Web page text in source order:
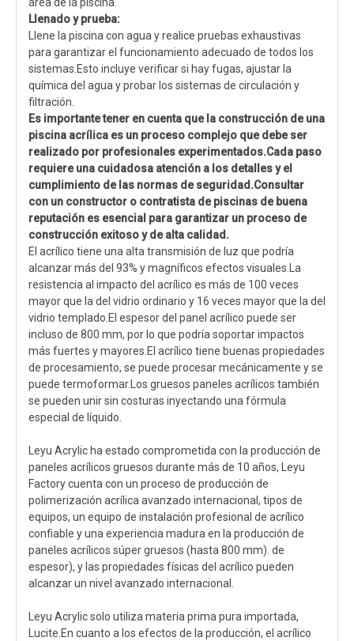
Llenado y prueba:
Llene la piscina con agua y realice pruebas exhaustivas
para garantizar el funcionamiento adecuado de todos los
sistemas.Esto incluye verificar si hay fugas, ajustar la
química del agua y probar los sistemas de circulación y
filtración.
Es importante tener en cuenta que la construcción de una
piscina acrílica es un proceso complejo que debe ser
realizado por profesionales experimentados.Cada paso
requiere una cuidadosa atención a los detalles y el
cumplimiento de las normas de seguridad.Consultar
con un constructor o contratista de piscinas de buena
reputación es esencial para garantizar un proceso de
construcción exitoso y de alta calidad.
El acrílico tiene una alta transmisión de luz que podría
alcanzar más del 93% y magníficos efectos visuales.La
resistencia al impacto del acrílico es más de 100 veces
mayor que la del vidrio ordinario y 16 veces mayor que la del
vidrio templado.El espesor del panel acrílico puede ser
incluso de 800 mm, por lo que podría soportar impactos
más fuertes y mayores.El acrílico tiene buenas propiedades
de procesamiento, se puede procesar mecánicamente y se
puede termoformar.Los gruesos paneles acrílicos también
se pueden unir sin costuras inyectando una fórmula
especial de líquido.
Leyu Acrylic ha estado comprometida con la producción de
paneles acrílicos gruesos durante más de 10 años, Leyu
Factory cuenta con un proceso de producción de
polimerización acrílica avanzado internacional, tipos de
equipos, un equipo de instalación profesional de acrílico
confiable y una experiencia madura en la producción de
paneles acrílicos súper gruesos (hasta 800 mm). de
espesor), y las propiedades físicas del acrílico pueden
alcanzar un nivel avanzado internacional.
Leyu Acrylic solo utiliza materia prima pura importada,
Lucite.En cuanto a los efectos de la producción, el acrílico